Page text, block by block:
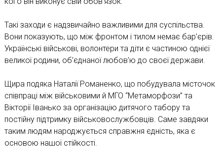
Такі заходи є надзвичайно важливими для суспільства.
Вони показують, що між фронтом і тилом немає бар’єрів.
Українські військові, волонтери та діти є частиною однієї
великої родини, об’єднаної любов’ю до своєї держави.
Щира подяка Наталії Романенко, що побудувала місточок
співпраці між військовими й МГО “Метаморфози” та
Вікторії Іванько за організацію дитячого табору та
постійну підтримку військовослужбовців. Саме завдяки
таким людям народжується справжня єдність, яка є
основою нашої стійкості.